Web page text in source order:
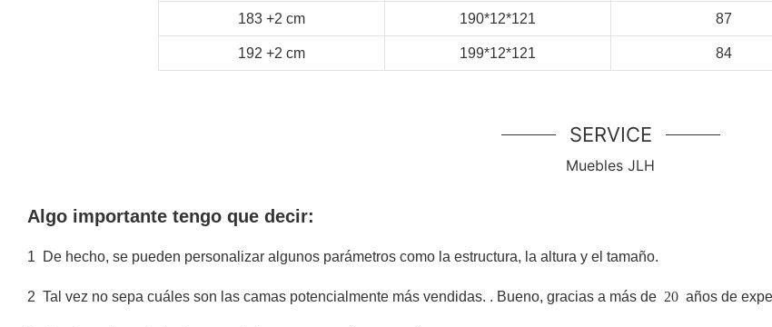
183 +2 cm 190*12*121 87
192 +2 cm 199*12*121 84
SERVICE
Muebles JLH
Algo importante tengo que decir:
1 De hecho, se pueden personalizar algunos parámetros como la estructura, la altura y el tamaño.
2 Tal vez no sepa cuáles son las camas potencialmente más vendidas. . Bueno, gracias a más de 20 años de